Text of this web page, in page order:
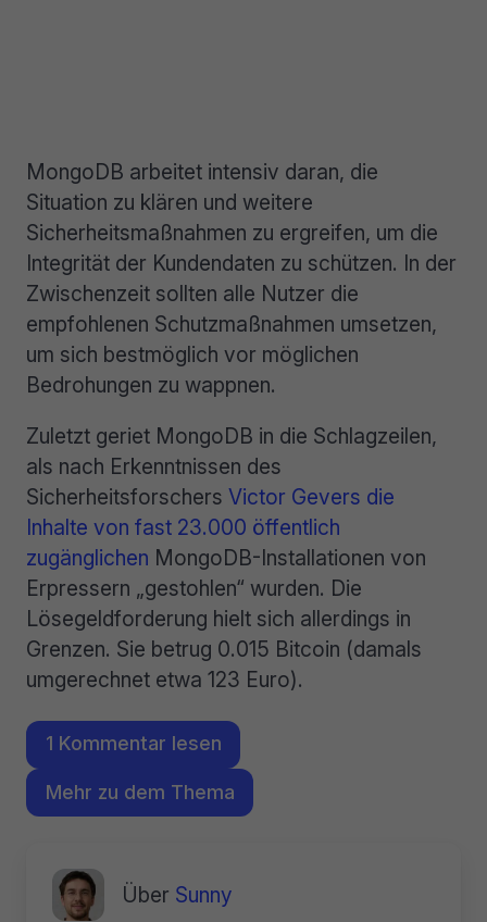
MongoDB arbeitet intensiv daran, die
Situation zu klären und weitere
Sicherheitsmaßnahmen zu ergreifen, um die
Integrität der Kundendaten zu schützen. In der
Zwischenzeit sollten alle Nutzer die
empfohlenen Schutzmaßnahmen umsetzen,
um sich bestmöglich vor möglichen
Bedrohungen zu wappnen.
Zuletzt geriet MongoDB in die Schlagzeilen,
als nach Erkenntnissen des
Sicherheitsforschers Victor Gevers die
Inhalte von fast 23.000 öffentlich
zugänglichen MongoDB-Installationen von
Erpressern „gestohlen“ wurden. Die
Lösegeldforderung hielt sich allerdings in
Grenzen. Sie betrug 0.015 Bitcoin (damals
umgerechnet etwa 123 Euro).
1 Kommentar lesen
Mehr zu dem Thema
Über Sunny